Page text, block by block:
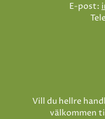
E-post:
Vill du hellre
välkommen